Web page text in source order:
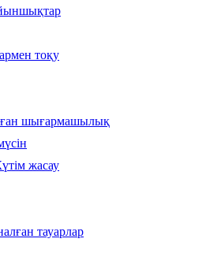
тоқу
шығармашылық
жасау
тауарлар